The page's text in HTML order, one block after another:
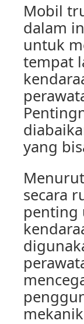
Mobil
dalam
untuk
tempat
yang
secara
penting